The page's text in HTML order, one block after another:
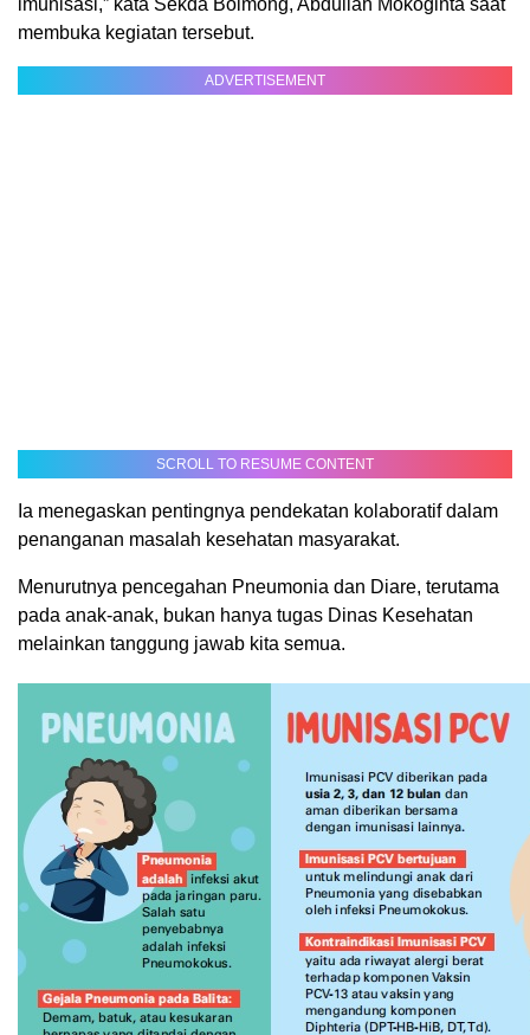
imunisasi,” kata Sekda Bolmong, Abdullah Mokoginta saat
membuka kegiatan tersebut.
ADVERTISEMENT
SCROLL TO RESUME CONTENT
Ia menegaskan pentingnya pendekatan kolaboratif dalam
penanganan masalah kesehatan masyarakat.
Menurutnya pencegahan Pneumonia dan Diare, terutama
pada anak-anak, bukan hanya tugas Dinas Kesehatan
melainkan tanggung jawab kita semua.